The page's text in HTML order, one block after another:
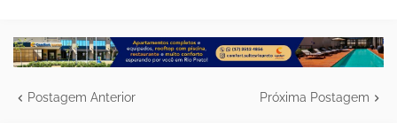
Postagem Anterior Próxima Postagem